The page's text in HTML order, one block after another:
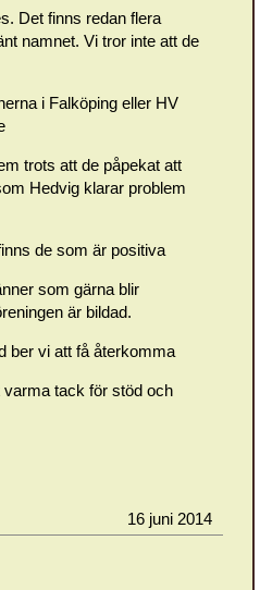
Det finns redan flera
namnet. Vi tror inte att de
i Falköping eller HV
trots att de påpekat att
Hedvig klarar problem
de som är positiva
som gärna blir
är bildad.
ber vi att få återkomma
tack för stöd och
16 juni 2014